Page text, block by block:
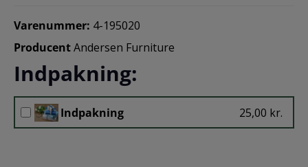
Varenummer: 4-195020
ProducentAndersen Furniture
Indpakning:
Indpakning 25,00 kr.